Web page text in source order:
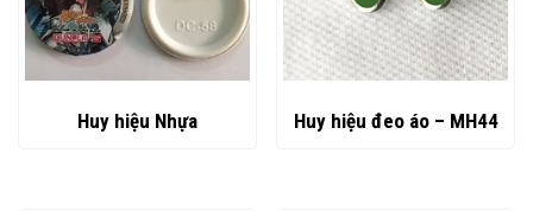
Huy hiệu Nhựa Huy hiệu đeo áo – MH44